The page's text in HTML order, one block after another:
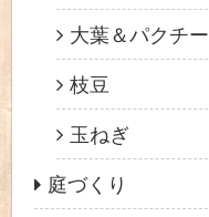
大葉＆パクチー
枝豆
玉ねぎ
庭づくり